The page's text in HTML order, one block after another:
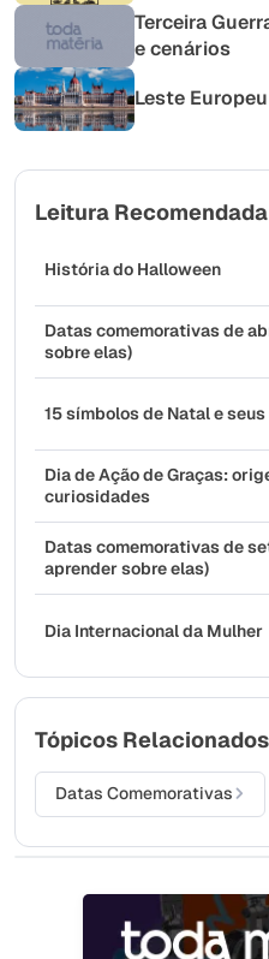
Terceira
e cenários
Leste Europeu
Leitura Recomendada
História do Halloween
Datas comemorativas de
sobre elas)
15 símbolos de Natal e
Dia de Ação de Graças:
curiosidades
Datas comemorativas de
aprender sobre elas)
Dia Internacional da Mulher
Tópicos Relacionados
Datas Comemorativas